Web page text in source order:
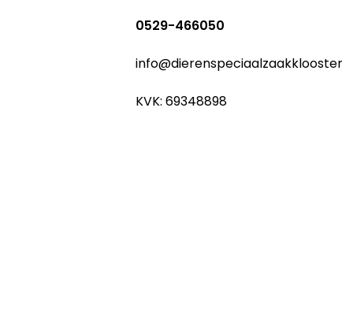
0529-466050
KVK: 69348898